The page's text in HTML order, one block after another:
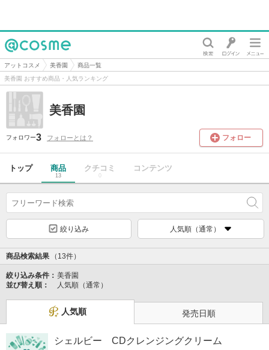
@cosme
アットコスメ 美香園
商品一覧
美香園 おすすめ商品・人気ランキング
美香園
フォロワー3 フォローとは？ フォロー
トップ 商品
13
クチコミ
0
コンテンツ
絞り込み 人気順（通常）
商品検索結果 （13件）
絞り込み条件： 美香園
並び替え順：
人気順（通常）
人気順 発売日順
シェルビー CDクレンジングクリーム